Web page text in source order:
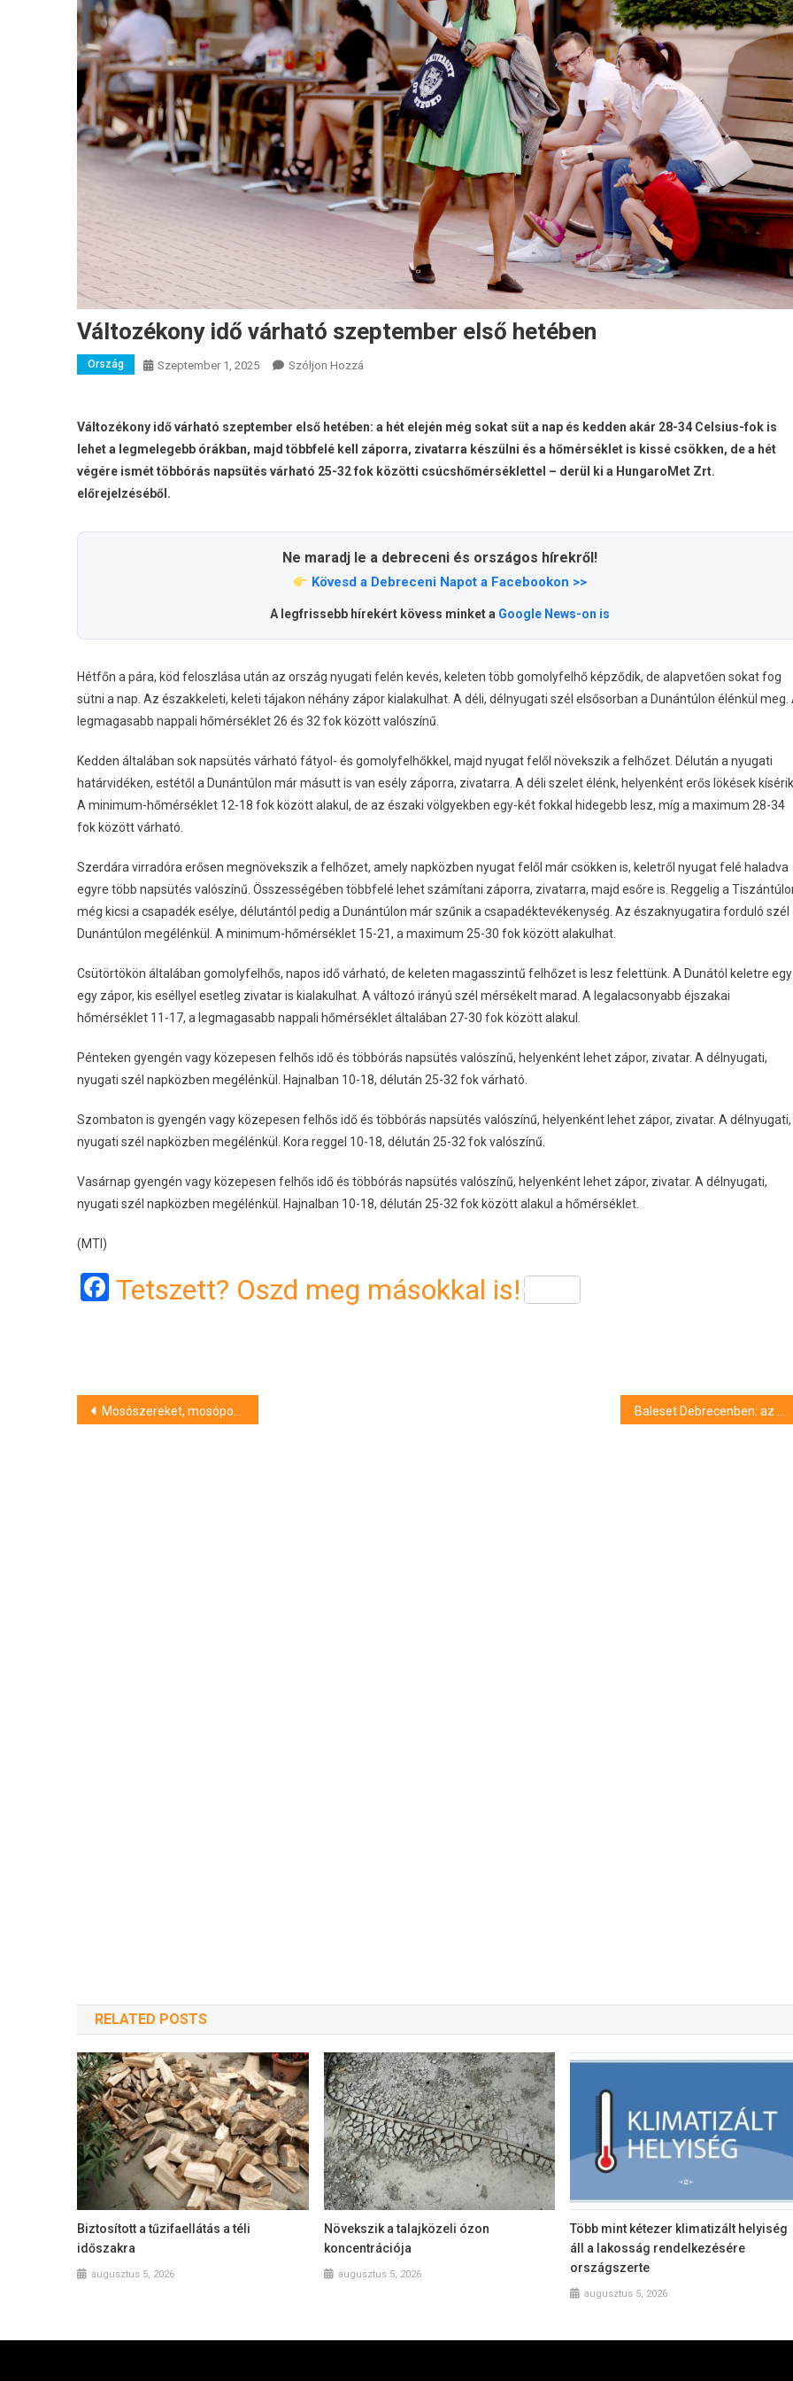
Változékony idő várható szeptember első hetében
Ország Szeptember 1, 2025 Szóljon Hozzá
Várható
Szeptember
Első
Változékony idő várható szeptember első hetében: a hét elején még sokat süt a nap és kedden akár 28-34 Celsius-fok is
lehet a legmelegebb órákban, majd többfelé kell záporra, zivatarra készülni és a hőmérséklet is kissé csökken, de a hét
végére ismét többórás napsütés várható 25-32 fok közötti csúcshőmérséklettel – derül ki a HungaroMet Zrt.
előrejelzéséből.
Ne maradj le a debreceni és országos hírekről!
Kövesd a Debreceni Napot a Facebookon >>
A legfrissebb hírekért kövess minket a Google News-on is
Hétfőn a pára, köd feloszlása után az ország nyugati felén kevés, keleten több gomolyfelhő képződik, de alapvetően sokat fog
sütni a nap. Az északkeleti, keleti tájakon néhány zápor kialakulhat. A déli, délnyugati szél elsősorban a Dunántúlon élénkül meg.
legmagasabb nappali hőmérséklet 26 és 32 fok között valószínű.
Kedden általában sok napsütés várható fátyol- és gomolyfelhőkkel, majd nyugat felől növekszik a felhőzet. Délután a nyugati
határvidéken, estétől a Dunántúlon már másutt is van esély záporra, zivatarra. A déli szelet élénk, helyenként erős lökések
A minimum-hőmérséklet 12-18 fok között alakul, de az északi völgyekben egy-két fokkal hidegebb lesz, míg a maximum 28-34
fok között várható.
Szerdára virradóra erősen megnövekszik a felhőzet, amely napközben nyugat felől már csökken is, keletről nyugat felé haladva
egyre több napsütés valószínű. Összességében többfelé lehet számítani záporra, zivatarra, majd esőre is. Reggelig a
még kicsi a csapadék esélye, délutántól pedig a Dunántúlon már szűnik a csapadéktevékenység. Az északnyugatira forduló szél
Dunántúlon megélénkül. A minimum-hőmérséklet 15-21, a maximum 25-30 fok között alakulhat.
Csütörtökön általában gomolyfelhős, napos idő várható, de keleten magasszintű felhőzet is lesz felettünk. A Dunától keletre
egy zápor, kis eséllyel esetleg zivatar is kialakulhat. A változó irányú szél mérsékelt marad. A legalacsonyabb éjszakai
hőmérséklet 11-17, a legmagasabb nappali hőmérséklet általában 27-30 fok között alakul.
Pénteken gyengén vagy közepesen felhős idő és többórás napsütés valószínű, helyenként lehet zápor, zivatar. A délnyugati,
nyugati szél napközben megélénkül. Hajnalban 10-18, délután 25-32 fok várható.
Szombaton is gyengén vagy közepesen felhős idő és többórás napsütés valószínű, helyenként lehet zápor, zivatar. A délnyugati,
nyugati szél napközben megélénkül. Kora reggel 10-18, délután 25-32 fok valószínű.
Vasárnap gyengén vagy közepesen felhős idő és többórás napsütés valószínű, helyenként lehet zápor, zivatar. A délnyugati,
nyugati szél napközben megélénkül. Hajnalban 10-18, délután 25-32 fok között alakul a hőmérséklet.
(MTI)
Facebook
Tetszett? Oszd meg másokkal is!
Bejegyzés
Mosószereket, mosóporokat és mosókapszulákat tesztelt a fogyasztóvédelmi hatóság Baleset Debrecenben: az egyik autó kerítésnek csapódott
RELATED POSTS
Biztosított a tűzifaellátás a téli
időszakra
augusztus 5, 2026
Növekszik a talajközeli ózon
koncentrációja
augusztus 5, 2026
Több mint kétezer klimatizált helyiség
áll a lakosság rendelkezésére
országszerte
augusztus 5, 2026